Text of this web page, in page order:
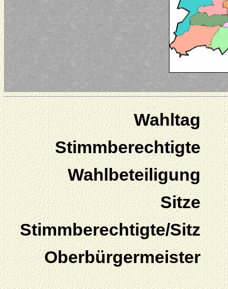
Wahltag
Stimmberechtigte
Wahlbeteiligung
Sitze
Stimmberechtigte/Sitz
Oberbürgermeister